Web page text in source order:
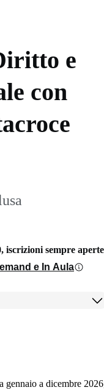
e
con
iscrizioni sempre aperte
e In Aula
gennaio a dicembre